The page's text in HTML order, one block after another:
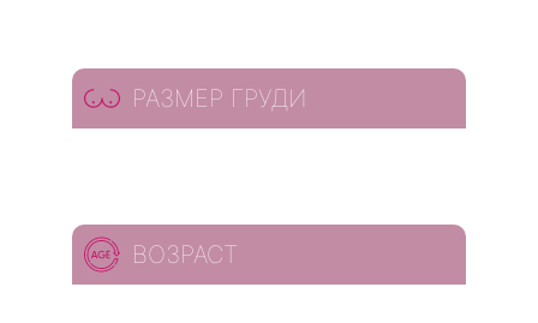
РАЗМЕР ГРУДИ
ВОЗРАСТ